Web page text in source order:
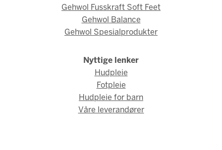
Gehwol Fusskraft Soft Feet
Gehwol Balance
Gehwol Spesialprodukter
Nyttige lenker
Hudpleie
Fotpleie
Hudpleie for barn
Våre leverandører